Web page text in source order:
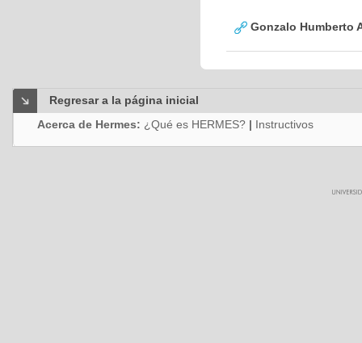
Gonzalo Humberto
Regresar a la página inicial
Acerca de Hermes: ¿Qué es HERMES? | Instructivos